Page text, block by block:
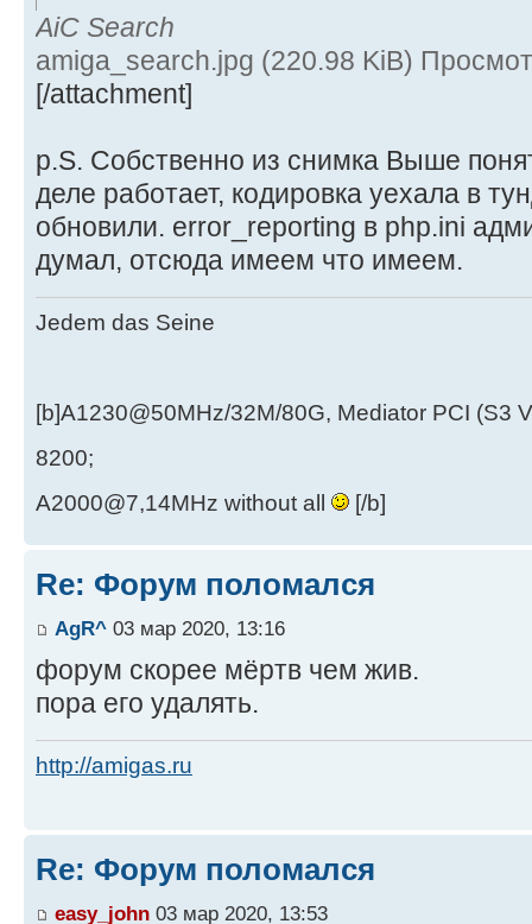
AiC Search
amiga_search.jpg (220.98 KiB)
[/attachment]
p.S. Собственно из снимка Выше
деле работает, кодировка уехала в
обновили. error_reporting в php.ini
думал, отсюда имеем что имеем.
Jedem das Seine
[b]A1230@50MHz/32M/80G, Mediator PCI (S3
8200;
A2000@7,14MHz without all
[/b]
Re: Форум поломался
AgR^ 03 мар 2020, 13:16
форум скорее мёртв чем жив.
пора его удалять.
http://amigas.ru
Re: Форум поломался
easy_john 03 мар 2020, 13:53